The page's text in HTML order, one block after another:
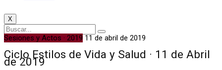
X
Sesiones y Actos · 2019 11 de abril de 2019
Ciclo Estilos de Vida y Salud · 11 de Abril
de 2019